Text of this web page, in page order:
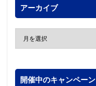
アーカイブ
開催中のキャンペーン